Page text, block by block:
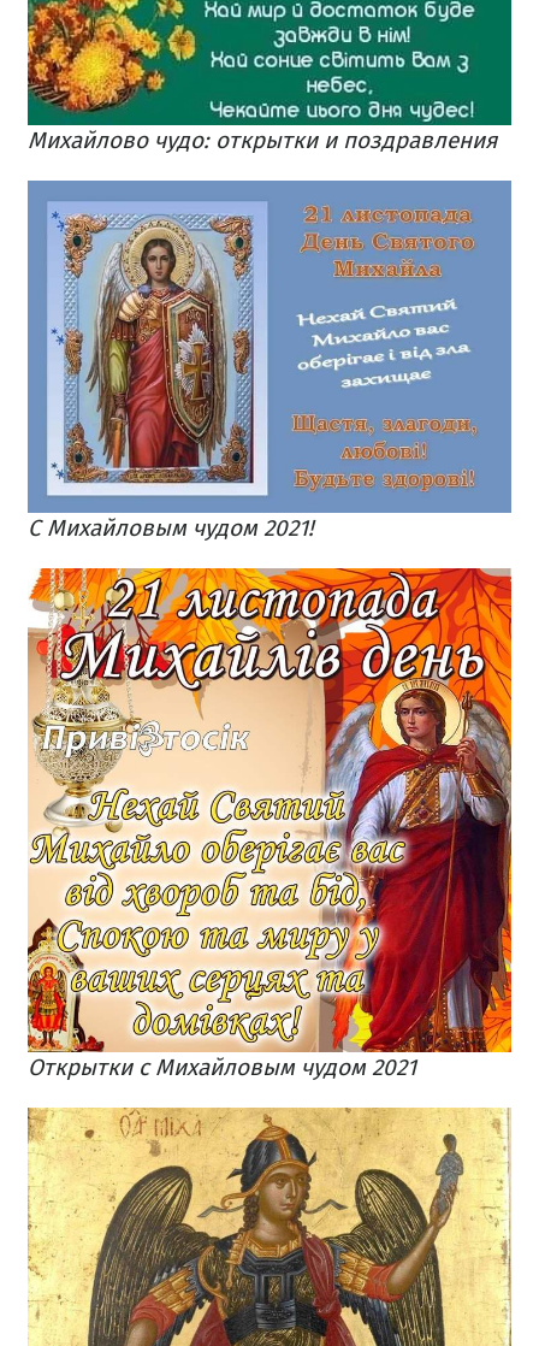
Михайлово чудо: открытки и поздравления
С Михайловым чудом 2021!
Открытки с Михайловым чудом 2021